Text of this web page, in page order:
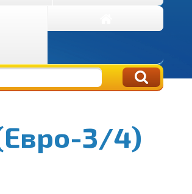
3/4)